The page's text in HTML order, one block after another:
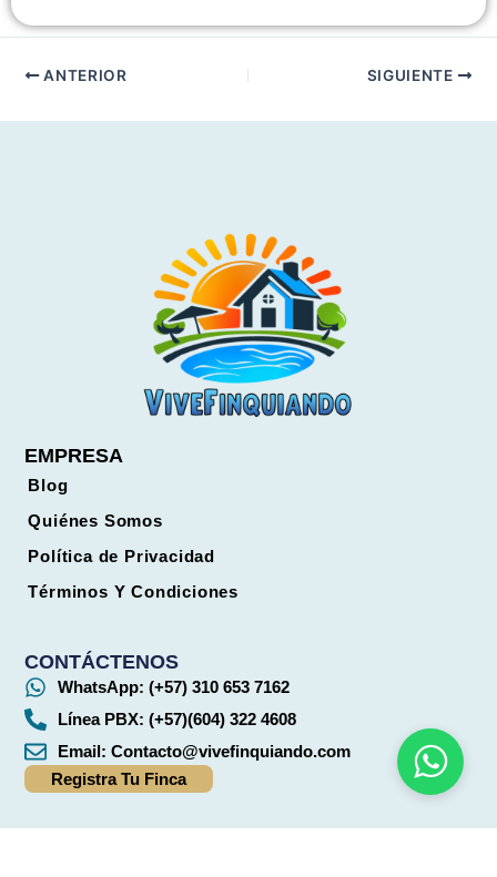
ANTERIOR SIGUIENTE
EMPRESA
Blog
Quiénes Somos
Política de Privacidad
Términos Y Condiciones
CONTÁCTENOS
WhatsApp: (+57) 310 653 7162
Línea PBX: (+57)(604) 322 4608
Email:Contacto@vivefinquiando.com
Registra Tu Finca